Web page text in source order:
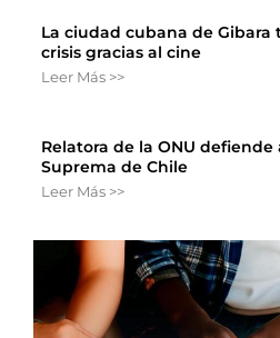
La ciudad cubana de Gibara
crisis gracias al cine
Leer Más >>
Relatora de la ONU
Suprema de Chile
Leer Más >>